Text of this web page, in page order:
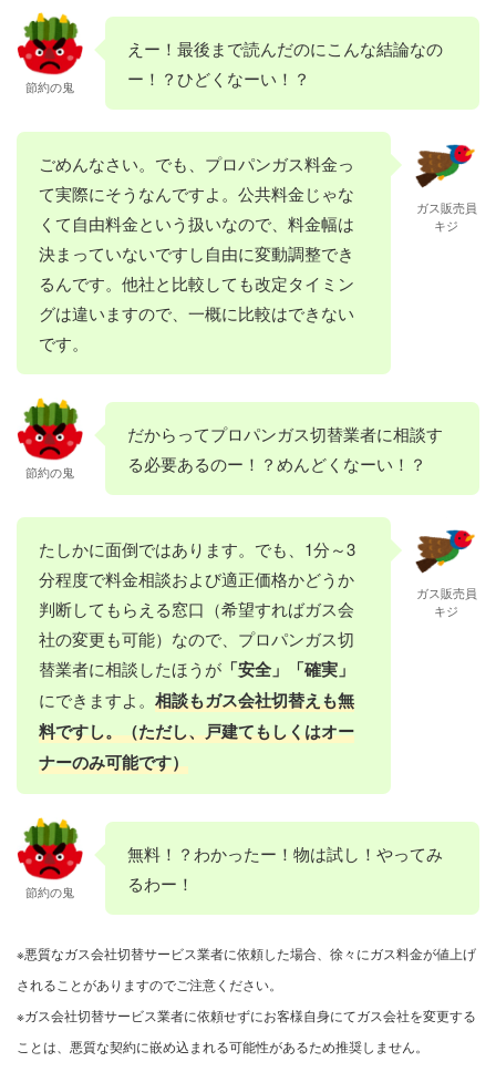
節約の鬼
えー！最後まで読んだのにこんな結論なの
ー！？ひどくなーい！？
ごめんなさい。でも、プロパンガス料金っ
て実際にそうなんですよ。公共料金じゃな
くて自由料金という扱いなので、料金幅は
決まっていないですし自由に変動調整でき
るんです。他社と比較しても改定タイミン
グは違いますので、一概に比較はできない
です。
ガス販売員
キジ
節約の鬼
だからってプロパンガス切替業者に相談す
る必要あるのー！？めんどくなーい！？
たしかに面倒ではあります。でも、1分～3
分程度で料金相談および適正価格かどうか
判断してもらえる窓口（希望すればガス会
社の変更も可能）なので、プロパンガス切
替業者に相談したほうが 「安全」「確実」
にできますよ。 相談もガス会社切替えも無
料ですし。（ただし、戸建てもしくはオー
ナーのみ可能です）
ガス販売員
キジ
節約の鬼
無料！？わかったー！物は試し！やってみ
るわー！
※悪質なガス会社切替サービス業者に依頼した場合、徐々にガス料金が値上げ
されることがありますのでご注意ください。
※ガス会社切替サービス業者に依頼せずにお客様自身にてガス会社を変更する
ことは、悪質な契約に嵌め込まれる可能性があるため推奨しません。